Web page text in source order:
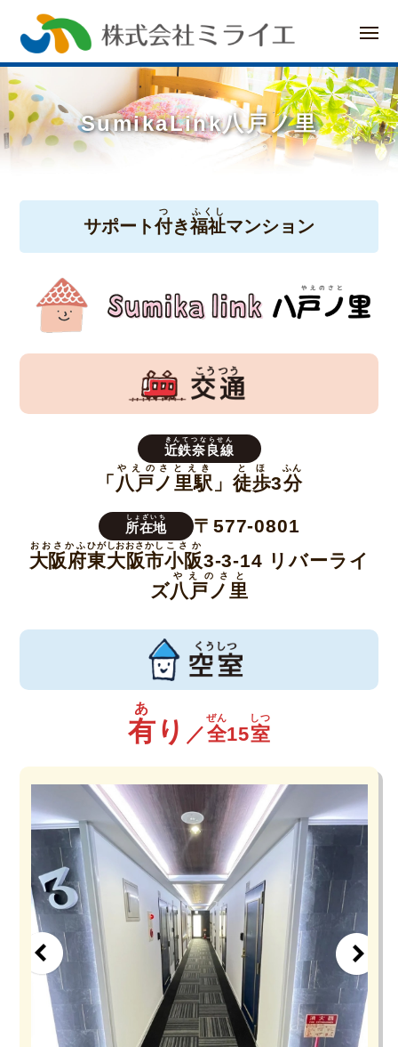
テ
ン
ツ
メ
ュ
ー
SumikaLink八戸ノ里
SumikaLink
戸
ノ
サポート付
つ
き福祉
ふくし
マンション
近鉄奈良線
きんてつならせん
「 八戸ノ里駅
やえのさとえき
」 徒歩
とほ
3分
ふん
所在地
しょざいち
〒577-0801
大阪府
おおさかふ
東大阪市
ひがしおおさかし
小阪
こさか
3-3-14 リバーライ
ズ八戸ノ里
やえのさと
有
あ
り ／全
ぜん
15室
しつ